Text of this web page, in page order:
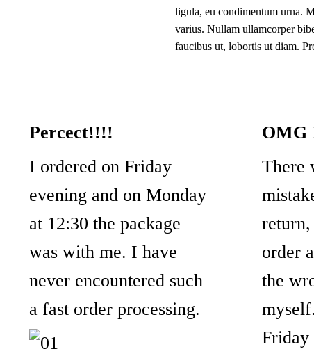
ligula, eu condimentum urna.
varius. Nullam ullamcorper
faucibus ut, lobortis ut diam.
Percect!!!!
I ordered on Friday
evening and on Monday
at 12:30 the package
was with me. I have
never encountered such
a fast order processing.
OMG
There
order
the
Friday